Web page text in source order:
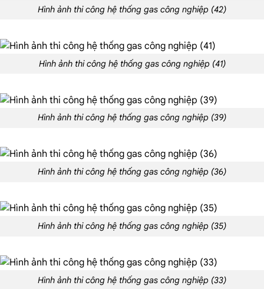
Hình ảnh thi công hệ thống gas công nghiệp (42)
Hình ảnh thi công hệ thống gas công nghiệp (41)
Hình ảnh thi công hệ thống gas công nghiệp (39)
Hình ảnh thi công hệ thống gas công nghiệp (36)
Hình ảnh thi công hệ thống gas công nghiệp (35)
Hình ảnh thi công hệ thống gas công nghiệp (33)